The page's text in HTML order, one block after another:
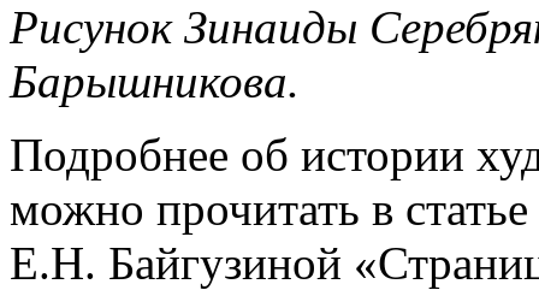
Рисунок Зинаиды
Барышникова.
Подробнее об истории
можно прочитать в
Е.Н. Байгузиной